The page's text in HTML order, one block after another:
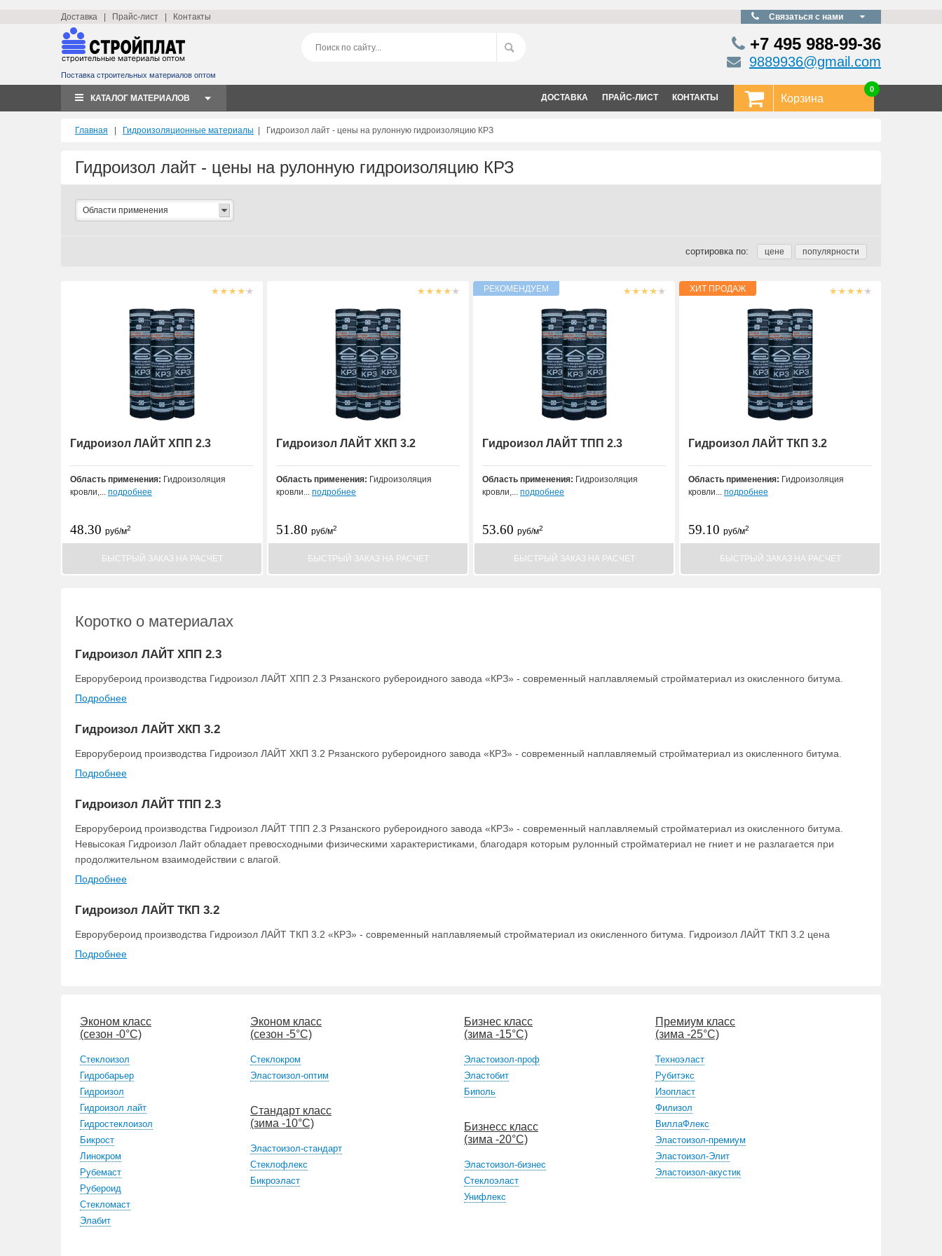
Доставка Прайс-лист Контакты Связаться с нами
Поставка строительных материалов оптом
+7 495 988-99-36
9889936@gmail.com
КАТАЛОГ МАТЕРИАЛОВ ДОСТАВКА ПРАЙС-ЛИСТ КОНТАКТЫ Корзина
0
Главная Гидроизоляционные материалы Гидроизол лайт - цены на рулонную гидроизоляцию КРЗ
Гидроизол лайт - цены на рулонную гидроизоляцию КРЗ
Области применения
сортировка по:
Гидроизол ЛАЙТ ХПП 2.3
Область применения: Гидроизоляция
кровли,... подробнее
48.30 руб/м2
БЫСТРЫЙ ЗАКАЗ НА РАСЧЕТ
Гидроизол ЛАЙТ ХКП 3.2
Область применения: Гидроизоляция
кровли... подробнее
51.80 руб/м2
БЫСТРЫЙ ЗАКАЗ НА РАСЧЕТ
Гидроизол ЛАЙТ ТПП 2.3
Область применения: Гидроизоляция
кровли,... подробнее
53.60 руб/м2
БЫСТРЫЙ ЗАКАЗ НА РАСЧЕТ
Гидроизол ЛАЙТ ТКП 3.2
Область применения: Гидроизоляция
кровли... подробнее
59.10 руб/м2
БЫСТРЫЙ ЗАКАЗ НА РАСЧЕТ
Коротко о материалах
Гидроизол ЛАЙТ ХПП 2.3
Еврорубероид производства Гидроизол ЛАЙТ ХПП 2.3 Рязанского рубероидного завода «КРЗ» - современный наплавляемый стройматериал из окисленного битума.
Подробнее
Гидроизол ЛАЙТ ХКП 3.2
Еврорубероид производства Гидроизол ЛАЙТ ХКП 3.2 Рязанского рубероидного завода «КРЗ» - современный наплавляемый стройматериал из окисленного битума.
Подробнее
Гидроизол ЛАЙТ ТПП 2.3
Еврорубероид производства Гидроизол ЛАЙТ ТПП 2.3 Рязанского рубероидного завода «КРЗ» - современный наплавляемый стройматериал из окисленного битума.
Невысокая Гидроизол Лайт обладает превосходными физическими характеристиками, благодаря которым рулонный стройматериал не гниет и не разлагается при
продолжительном взаимодействии с влагой.
Подробнее
Гидроизол ЛАЙТ ТКП 3.2
Еврорубероид производства Гидроизол ЛАЙТ ТКП 3.2 «КРЗ» - современный наплавляемый стройматериал из окисленного битума. Гидроизол ЛАЙТ ТКП 3.2 цена
Подробнее
Эконом класс
(сезон -0°С)
Стеклоизол
Гидробарьер
Гидроизол
Гидроизол лайт
Гидростеклоизол
Бикрост
Линокром
Рубемаст
Рубероид
Стекломаст
Элабит
Эконом класс
(сезон -5°С)
Стеклокром
Эластоизол-оптим
Стандарт класс
(зима -10°С)
Эластоизол-стандарт
Стеклофлекс
Бикроэласт
Бизнес класс
(зима -15°С)
Эластоизол-проф
Эластобит
Биполь
Бизнесс класс
(зима -20°С)
Эластоизол-бизнес
Стеклоэласт
Унифлекс
Премиум класс
(зима -25°С)
Техноэласт
Рубитэкс
Изопласт
Филизол
ВиллаФлекс
Эластоизол-премиум
Эластоизол-Элит
Эластоизол-акустик